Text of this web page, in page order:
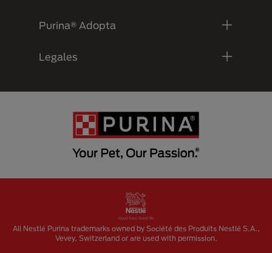
Purina® Adopta
Legales
All Nestlé Purina trademarks owned by Société des Produits Nestlé S.A.,
Vevey, Switzerland or are used with permission.